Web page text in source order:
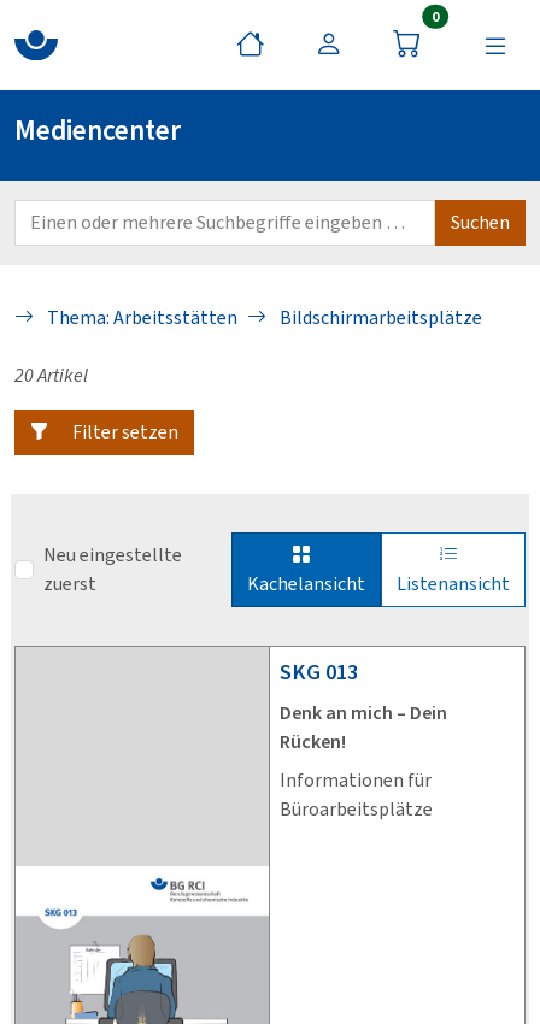
0Artikel im
Mediencenter
Thema: Arbeitsstätten Bildschirmarbeitsplätze
20 Artikel
Filter setzen
Neu eingestellte
zuerst
Kachelansicht Listenansicht
SKG 013
Denk an mich – Dein
Rücken!
Informationen für
Büroarbeitsplätze